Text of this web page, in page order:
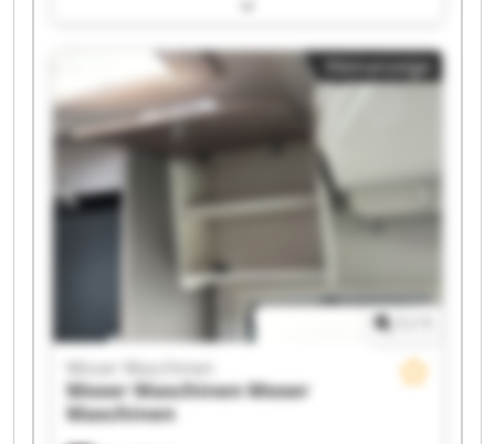
Moser Maschinen Moser Maschinen Moser
Maschinen Moser Maschinen Moser Maschinen
Moser Maschinen Moser Maschinen Moser
Maschinen Moser Maschinen Moser Maschinen
Kleinanzeige
Moser Maschinen
Moser MaschinenMoser
Maschinen